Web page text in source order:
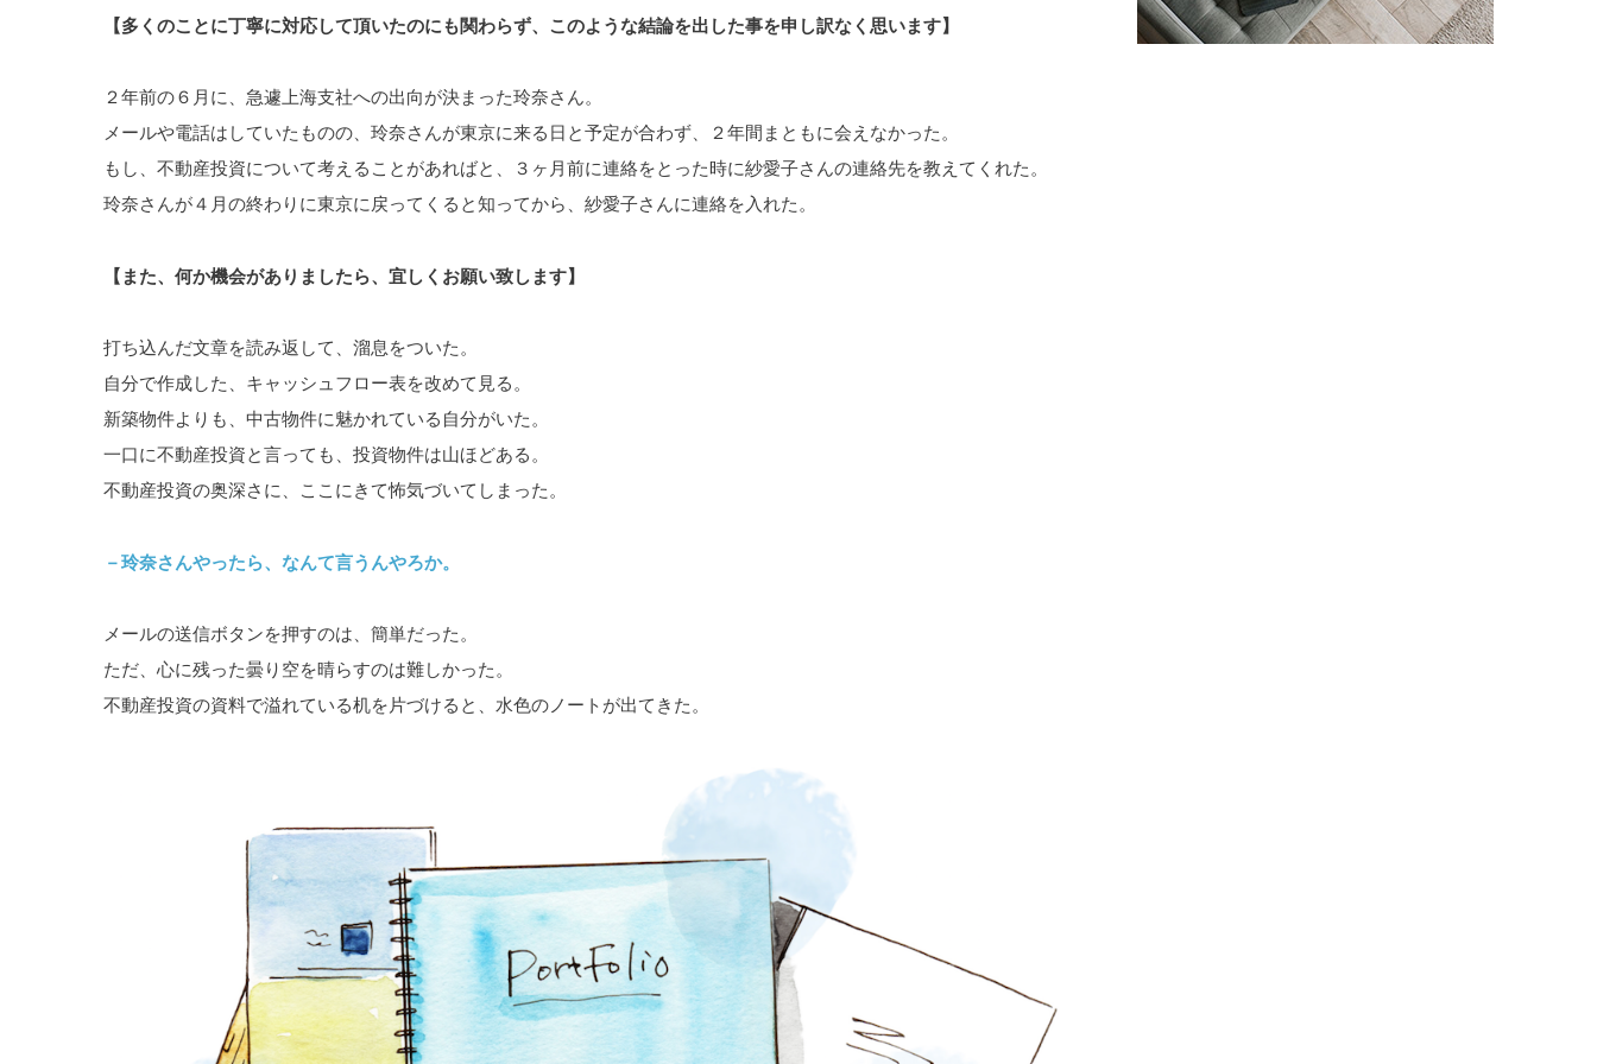
【多くのことに丁寧に対応して頂いたのにも関わらず、このような結論を出した事を申し訳なく思います】
２年前の６月に、急遽上海支社への出向が決まった玲奈さん。
メールや電話はしていたものの、玲奈さんが東京に来る日と予定が合わず、２年間まともに会えなかった。
もし、不動産投資について考えることがあればと、３ヶ月前に連絡をとった時に紗愛子さんの連絡先を教えてくれた。
玲奈さんが４月の終わりに東京に戻ってくると知ってから、紗愛子さんに連絡を入れた。
【また、何か機会がありましたら、宜しくお願い致します】
打ち込んだ文章を読み返して、溜息をついた。
自分で作成した、キャッシュフロー表を改めて見る。
新築物件よりも、中古物件に魅かれている自分がいた。
一口に不動産投資と言っても、投資物件は山ほどある。
不動産投資の奥深さに、ここにきて怖気づいてしまった。
－玲奈さんやったら、なんて言うんやろか。
メールの送信ボタンを押すのは、簡単だった。
ただ、心に残った曇り空を晴らすのは難しかった。
不動産投資の資料で溢れている机を片づけると、水色のノートが出てきた。